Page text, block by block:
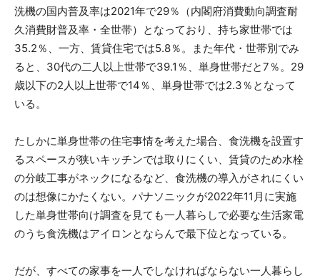
洗機の国内普及率は2021年で29％（内閣府消費動向調査耐
久消費財普及率・全世帯）となっており、持ち家世帯では
35.2％、一方、賃貸住宅では5.8％。また年代・世帯別でみ
ると、30代の二人以上世帯で39.1％、単身世帯だと7％。29
歳以下の2人以上世帯で14％、単身世帯では2.3％となって
いる。
たしかに単身世帯の住宅事情を考えた場合、食洗機を設置す
るスペースが狭いキッチンでは取りにくい、賃貸のため水栓
の分岐工事がネックになるなど、食洗機の導入がされにくい
のは想像にかたくない。パナソニックが2022年11月に実施
した単身世帯向け調査を見ても一人暮らしで必要な生活家電
のうち食洗機はアイロンとならんで最下位となっている。
だが、すべての家事を一人でしなければならない一人暮らし